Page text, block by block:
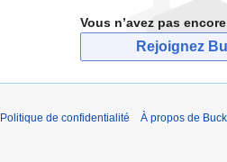
Vous n’avez pas
Rejoignez
Politique de confidentialité À propos de